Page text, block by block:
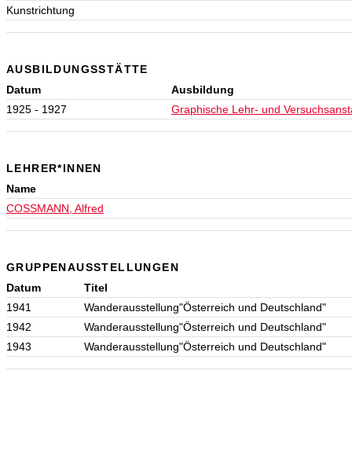
Kunstrichtung
AUSBILDUNGSSTÄTTE
Datum
Ausbildung
1925 - 1927
Graphische Lehr- und
LEHRER*INNEN
Name
COSSMANN, Alfred
GRUPPENAUSSTELLUNGEN
Datum
Titel
1941
Wanderausstellung"Österreich und Deutschland"
1942
Wanderausstellung"Österreich und Deutschland"
1943
Wanderausstellung"Österreich und Deutschland"